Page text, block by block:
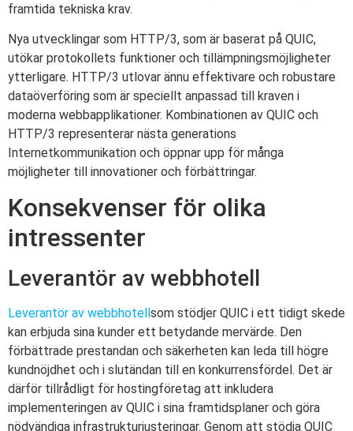
framtida tekniska krav.
Nya utvecklingar som HTTP/3, som är baserat på QUIC,
utökar protokollets funktioner och tillämpningsmöjligheter
ytterligare. HTTP/3 utlovar ännu effektivare och robustare
dataöverföring som är speciellt anpassad till kraven i
moderna webbapplikationer. Kombinationen av QUIC och
HTTP/3 representerar nästa generations
Internetkommunikation och öppnar upp för många
möjligheter till innovationer och förbättringar.
Konsekvenser för olika
intressenter
Leverantör av webbhotell
Leverantör av webbhotell som stödjer QUIC i ett tidigt skede
kan erbjuda sina kunder ett betydande mervärde. Den
förbättrade prestandan och säkerheten kan leda till högre
kundnöjdhet och i slutändan till en konkurrensfördel. Det är
därför tillrådligt för hostingföretag att inkludera
implementeringen av QUIC i sina framtidsplaner och göra
nödvändiga infrastrukturjusteringar. Genom att stödja QUIC